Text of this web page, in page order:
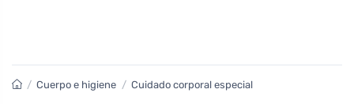
/ Cuerpo e higiene / Cuidado corporal especial